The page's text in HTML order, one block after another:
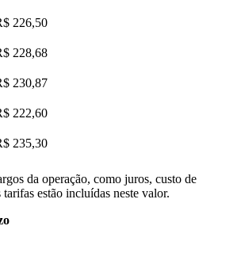
226,50
228,68
230,87
222,60
235,30
da operação, como juros, custo de
estão incluídas neste valor.